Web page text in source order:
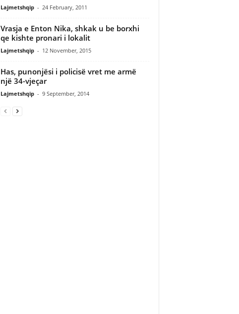
Lajmetshqip - 24 February, 2011
Vrasja e Enton Nika, shkak u be borxhi
qe kishte pronari i lokalit
Lajmetshqip - 12 November, 2015
Has, punonjësi i policisë vret me armë
një 34-vjeçar
Lajmetshqip - 9 September, 2014